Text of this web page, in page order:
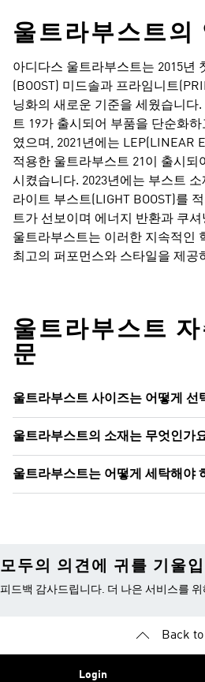
울트라부스트의
아디다스 울트라부스트는 2015년
(BOOST) 미드솔과 프라임니트
닝화의 새로운 기준을 세웠습니다
트 19가 출시되어 부품을 단순화
였으며, 2021년에는 LEP(LINEAR
적용한 울트라부스트 21이 출시되
시켰습니다. 2023년에는 부스트
라이트 부스트(LIGHT BOOST)를
트가 선보이며 에너지 반환과 쿠
울트라부스트는 이러한 지속적인
최고의 퍼포먼스와 스타일을 제공
울트라부스트​
문
울트라부스트 사이즈는 어떻게 선
울트라부스트의 소재는 무엇인가
울트라부스트는 어떻게 세탁해야
모두의 의견에 귀를 기울
피드백 감사드립니다. 더 나은 서비스를
Back
Login